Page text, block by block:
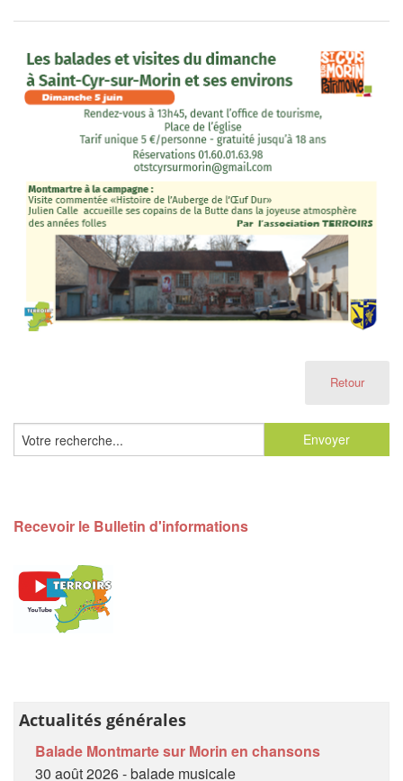
Retour
Recevoir le Bulletin d'informations
Actualités générales
Balade Montmarte sur Morin en chansons
30 août 2026 - balade musicale